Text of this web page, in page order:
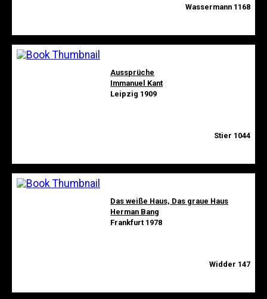
Wassermann 1168
Aussprüche
Immanuel Kant
Leipzig 1909
Stier 1044
Das weiße Haus, Das graue Haus
Herman Bang
Frankfurt 1978
Widder 147